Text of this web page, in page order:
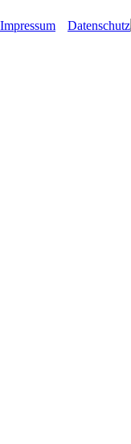
Impressum Datenschutz